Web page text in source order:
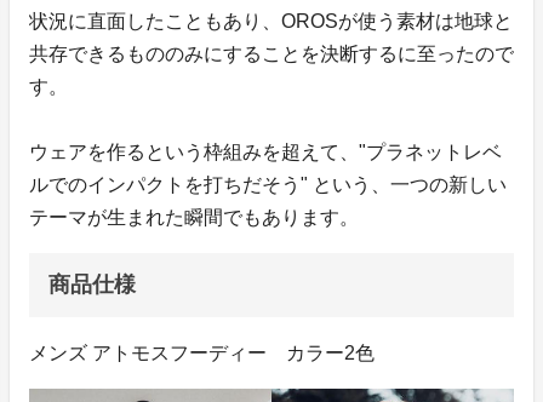
状況に直面したこともあり、OROSが使う素材は地球と
共存できるもののみにすることを決断するに至ったので
す。
ウェアを作るという枠組みを超えて、"プラネットレベ
ルでのインパクトを打ちだそう" という、一つの新しい
テーマが生まれた瞬間でもあります。
商品仕様
メンズ アトモスフーディー カラー2色